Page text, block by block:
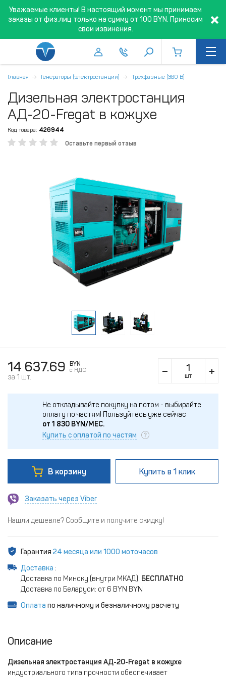
Уважаемые клиенты! В настоящий момент мы принимаем
заказы от физ.лиц только на сумму от 100 BYN. Приносим
свои извинения.
Главная Генераторы (электростанции) Трехфазные (380 В)
Дизельная электростанция
АД-20-Fregat в кожухе
Код товара: 426944
Оставьте первый отзыв
14 637.69
BYN
c НДС
за 1 шт. шт
Не откладывайте покупку на потом - выбирайте
оплату по частям! Пользуйтесь уже сейчас
от 1 830 BYN/МЕС.
Купить с оплатой по частям
В корзину Купить в 1 клик
Заказать через Viber
Нашли дешевле? Сообщите и получите скидку!
Гарантия 24 месяца или 1000 моточасов
Доставка :
Доставка по Минску (внутри МКАД): БЕСПЛАТНО
Доставка по Беларуси: от 6 BYN BYN
Оплата по наличному и безналичному расчету
Описание
Дизельная электростанция АД-20-Fregat в кожухе
индустриального типа прочности обеспечивает